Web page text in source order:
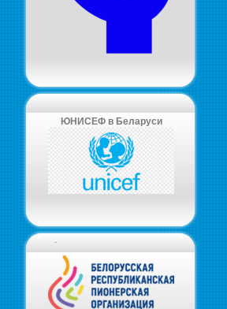
ЮНИСЕФ в Беларуси
-